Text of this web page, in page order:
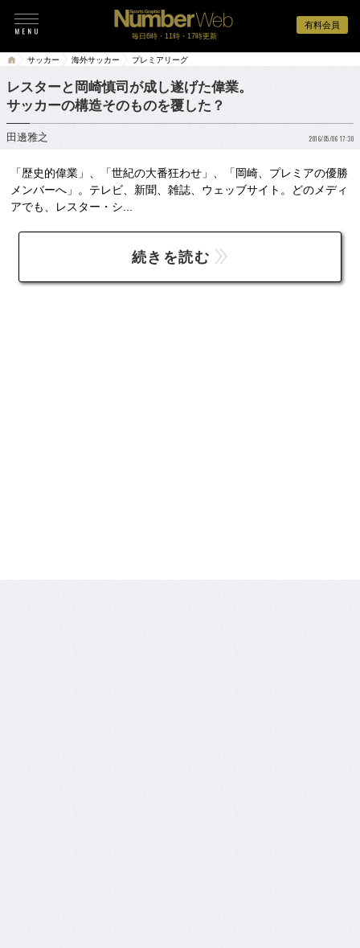
有料会員
毎日6時・11時・17時更新
サッカー 海外サッカー プレミアリーグ
レスターと岡崎慎司が成し遂げた偉業。
サッカーの構造そのものを覆した？
田邊雅之 2016/05/06 17:30
「歴史的偉業」、「世紀の大番狂わせ」、「岡崎、プレミアの優勝
メンバーへ」。テレビ、新聞、雑誌、ウェッブサイト。どのメディ
アでも、レスター・シ...
続きを読む